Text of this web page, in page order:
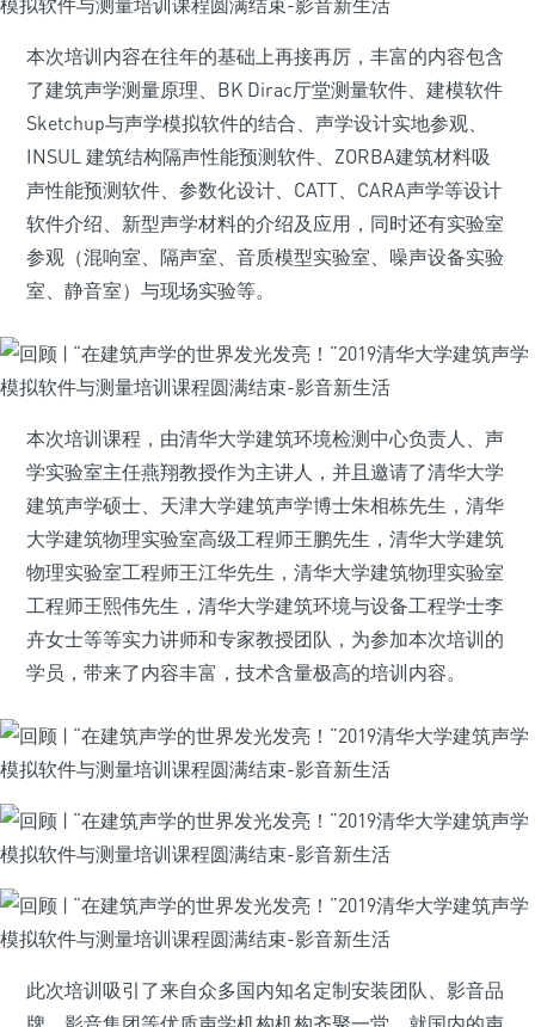
本次培训内容在往年的基础上再接再厉，丰富的内容包含
了建筑声学测量原理、BK Dirac厅堂测量软件、建模软件
Sketchup与声学模拟软件的结合、声学设计实地参观、
INSUL 建筑结构隔声性能预测软件、ZORBA建筑材料吸
声性能预测软件、参数化设计、CATT、CARA声学等设计
软件介绍、新型声学材料的介绍及应用，同时还有实验室
参观（混响室、隔声室、音质模型实验室、噪声设备实验
室、静音室）与现场实验等。
本次培训课程，由清华大学建筑环境检测中心负责人、声
学实验室主任燕翔教授作为主讲人，并且邀请了清华大学
建筑声学硕士、天津大学建筑声学博士朱相栋先生，清华
大学建筑物理实验室高级工程师王鹏先生，清华大学建筑
物理实验室工程师王江华先生，清华大学建筑物理实验室
工程师王熙伟先生，清华大学建筑环境与设备工程学士李
卉女士等等实力讲师和专家教授团队，为参加本次培训的
学员，带来了内容丰富，技术含量极高的培训内容。
此次培训吸引了来自众多国内知名定制安装团队、影音品